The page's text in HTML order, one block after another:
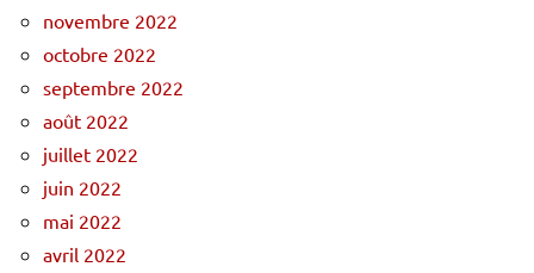
novembre 2022
octobre 2022
septembre 2022
août 2022
juillet 2022
juin 2022
mai 2022
avril 2022